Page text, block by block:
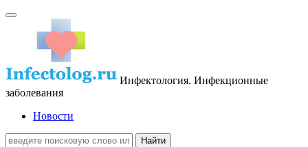
Инфектология. Инфекционные
заболевания
Новости